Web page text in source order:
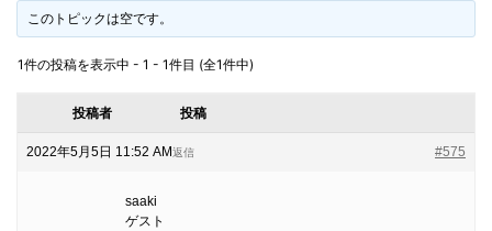
このトピックは空です。
1件の投稿を表示中 - 1 - 1件目 (全1件中)
投稿者 投稿
2022年5月5日 11:52 AM #575
返信
saaki
ゲスト